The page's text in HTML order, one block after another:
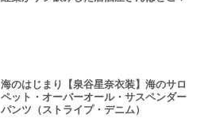
海のはじまり【泉谷星奈衣装】海のサロ
ペット・オーバーオール・サスペンダー
パンツ（ストライプ・デニム）